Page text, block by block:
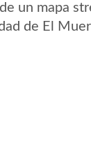
un mapa
de El